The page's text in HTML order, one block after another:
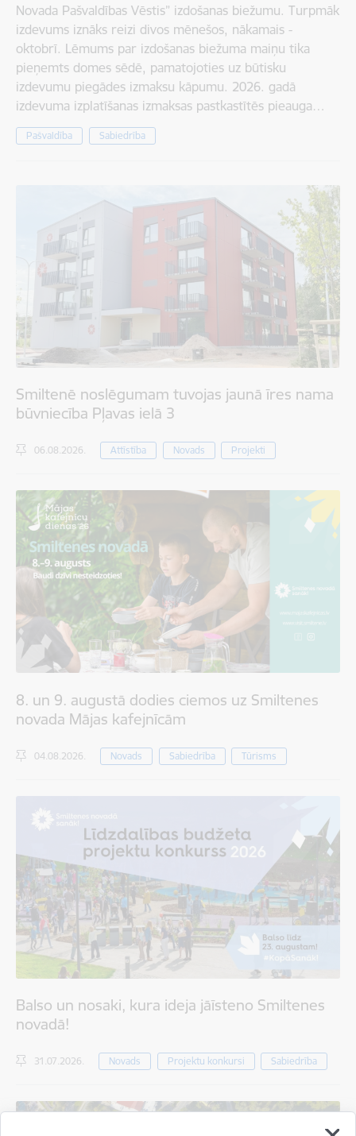
Novada Pašvaldības Vēstis” izdošanas biežumu. Turpmāk
izdevums iznāks reizi divos mēnešos, nākamais -
oktobrī. Lēmums par izdošanas biežuma maiņu tika
pieņemts domes sēdē, pamatojoties uz būtisku
izdevumu piegādes izmaksu kāpumu. 2026. gadā
izdevuma izplatīšanas izmaksas pastkastītēs pieauga…
Pašvaldība Sabiedrība
Smiltenē noslēgumam tuvojas jaunā īres nama
būvniecība Pļavas ielā 3
06.08.2026. Attīstība Novads Projekti
8. un 9. augustā dodies ciemos uz Smiltenes
novada Mājas kafejnīcām
04.08.2026. Novads Sabiedrība Tūrisms
Balso un nosaki, kura ideja jāīsteno Smiltenes
novadā!
31.07.2026. Novads Projektu konkursi Sabiedrība